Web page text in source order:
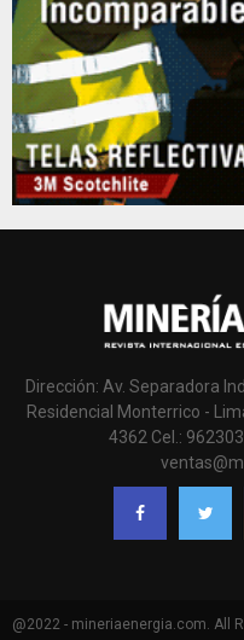
Dirección: Av. Separadora
Residencial Monterrico -
4362 Cel.:
@2022 - mineriaenergia.com. All